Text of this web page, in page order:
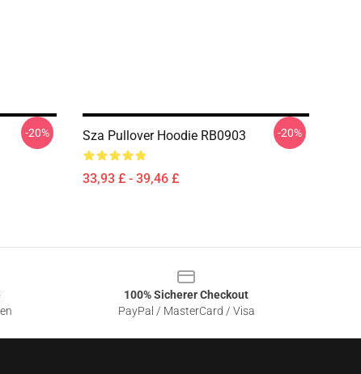
-20% Sza Pullover Hoodie RB0903
33,93 £ - 39,46 £
-20%
100% Sicherer Checkout
PayPal / MasterCard / Visa